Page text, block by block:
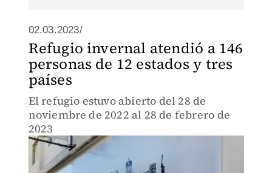
02.03.2023/
Refugio invernal atendió a 146
personas de 12 estados y tres
países
El refugio estuvo abierto del 28 de
noviembre de 2022 al 28 de febrero de
2023